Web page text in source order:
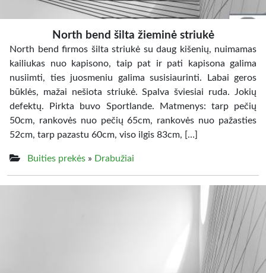
North bend šilta žieminė striukė
North bend firmos šilta striukė su daug kišenių, nuimamas
kailiukas nuo kapisono, taip pat ir pati kapisona galima
nusiimti, ties juosmeniu galima susisiaurinti. Labai geros
būklės, mažai nešiota striukė. Spalva šviesiai ruda. Jokių
defektų. Pirkta buvo Sportlande. Matmenys: tarp pečių
50cm, rankovės nuo pečių 65cm, rankovės nuo pažasties
52cm, tarp pazastu 60cm, viso ilgis 83cm, […]
Buities prekės » Drabužiai